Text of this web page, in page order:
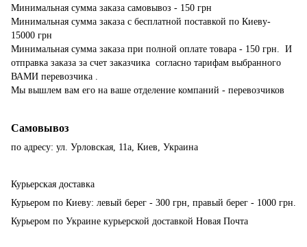
Минимальная сумма заказа самовывоз - 150 грн
Минимальная сумма заказа с бесплатной поставкой по Киеву-
15000 грн
Минимальная сумма заказа при полной оплате товара - 150 грн. И
отправка заказа за счет заказчика согласно тарифам выбранного
ВАМИ перевозчика .
Мы вышлем вам его на ваше отделение компаний - перевозчиков
Самовывоз
по адресу: ул. Урловская, 11а, Киев, Украина
Курьерская доставка
Курьером по Киеву: левый берег - 300 грн, правый берег - 1000 грн.
Курьером по Украине курьерской доставкой Новая Почта